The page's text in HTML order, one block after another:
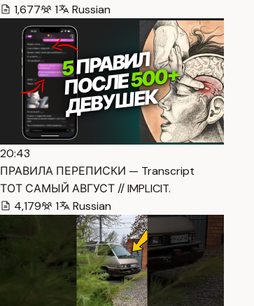
1,677
1 Russian
20:43
ПРАВИЛА ПЕРЕПИСКИ — Transcript
ТОТ САМЫЙ АВГУСТ // IMPLICIT.
4,179
1 Russian